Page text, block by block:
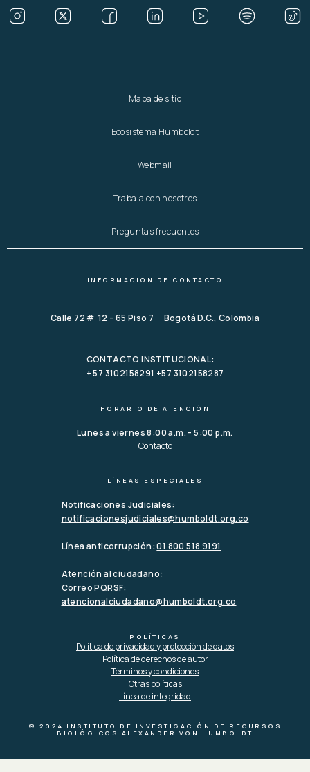
Mapa de sitio
Ecosistema Humboldt
Webmail
Trabaja con nosotros
Preguntas frecuentes
INFORMACIÓN DE CONTACTO
Calle 72 # 12 - 65 Piso 7 Bogotá D.C., Colombia
CONTACTO INSTITUCIONAL:
+ 57 3102158291 +57 3102158287
HORARIO DE ATENCIÓN
Lunes a viernes 8:00 a.m. - 5:00 p.m.
Contacto
LÍNEAS ESPECIALES
Notificaciones Judiciales:
notificacionesjudiciales@humboldt.org.co
Línea anticorrupción:01 800 518 9191
Atención al ciudadano:
Correo PQRSF:
atencionalciudadano@humboldt.org.co
POLÍTICAS
Política de privacidad y protección de datos
Política de derechos de autor
Términos y condiciones
Otras políticas
Línea de integridad
© 2024 INSTITUTO DE INVESTIGACIÓN DE RECURSOS
BIOLÓGICOS ALEXANDER VON HUMBOLDT